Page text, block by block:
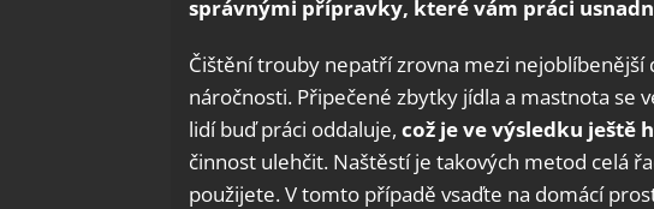
správnými přípravky, které vám práci
Čištění trouby nepatří zrovna mezi nejoblíbenější
náročnosti. Připečené zbytky jídla a mastnota se
lidí buď práci oddaluje, což je ve výsledku ještě
činnost ulehčit. Naštěstí je takových metod celá
použijete. V tomto případě vsaďte na domácí